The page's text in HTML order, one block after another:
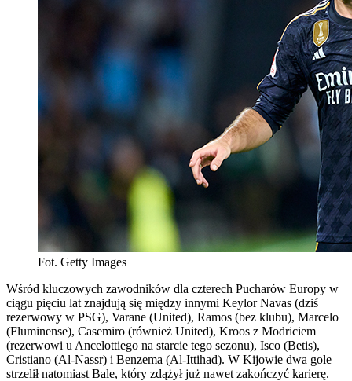
Fot. Getty Images
Wśród kluczowych zawodników dla czterech Pucharów Europy w
ciągu pięciu lat znajdują się między innymi Keylor Navas (dziś
rezerwowy w PSG), Varane (United), Ramos (bez klubu), Marcelo
(Fluminense), Casemiro (również United), Kroos z Modriciem
(rezerwowi u Ancelottiego na starcie tego sezonu), Isco (Betis),
Cristiano (Al-Nassr) i Benzema (Al-Ittihad). W Kijowie dwa gole
strzelił natomiast Bale, który zdążył już nawet zakończyć karierę.